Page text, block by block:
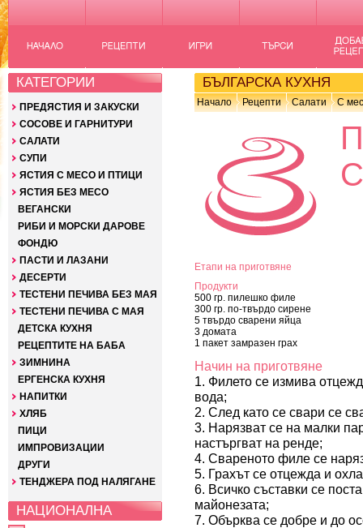
КАТЕГОРИИ
ПРЕДЯСТИЯ И ЗАКУСКИ
СОСОВЕ И ГАРНИТУРИ
САЛАТИ
СУПИ
ЯСТИЯ С МЕСО И ПТИЦИ
ЯСТИЯ БЕЗ МЕСО
ВЕГАНСКИ
РИБИ И МОРСКИ ДАРОВЕ
ФОНДЮ
ПАСТИ И ЛАЗАНИ
ДЕСЕРТИ
ТЕСТЕНИ ПЕЧИВА БЕЗ МАЯ
ТЕСТЕНИ ПЕЧИВА С МАЯ
ДЕТСКА КУХНЯ
РЕЦЕПТИТЕ НА БАБА
ЗИМНИНА
ЕРГЕНСКА КУХНЯ
НАПИТКИ
ХЛЯБ
ПИЦИ
ИМПРОВИЗАЦИИ
ДРУГИ
ТЕНДЖЕРА ПОД НАЛЯГАНЕ
НАЦИОНАЛНА
БЪЛГАРСКА КУХНЯ
Начало Рецепти Салати С
Етапи на приготвяне
Продукти
500 гр. пилешко филе
300 гр. по-твърдо сирене
5 твърдо сварени яйца
3 домата
1 пакет замразен грах
Начин на приготвяне
1. Филето се измива
вода;
2. След като се свари се
3. Нарязват се на малки
настъргват на ренде;
4. Свареното филе се
5. Грахът се отцежда и
6. Всичко съставки се
майонезата;
7. Обърква се добре и до